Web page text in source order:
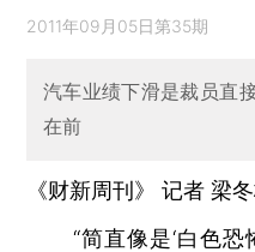
2011年09月05日第35期
汽车业绩下滑是裁员直
在前
《财新周刊》 记者 梁
“简直像是‘白色恐